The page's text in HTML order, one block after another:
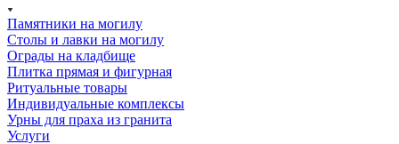
Памятники на могилу
Столы и лавки на могилу
Ограды на кладбище
Плитка прямая и фигурная
Ритуальные товары
Индивидуальные комплексы
Урны для праха из гранита
Услуги